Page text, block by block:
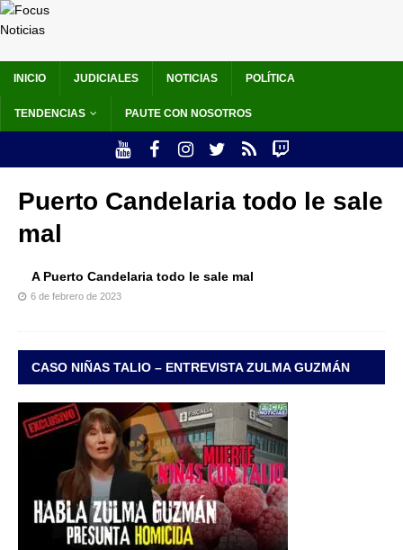
INICIO JUDICIALES NOTICIAS POLÍTICA
TENDENCIAS PAUTE CON NOSOTROS
Puerto Candelaria todo le sale
mal
A Puerto Candelaria todo le sale mal
6 de febrero de 2023
CASO NIÑAS TALIO – ENTREVISTA ZULMA GUZMÁN